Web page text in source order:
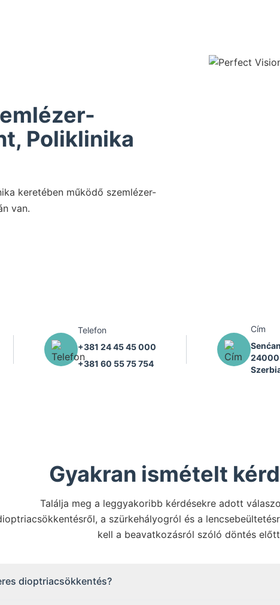
Poliklinika
keretében működő szemlézer-
van.
Telefon
+381 24 45 45 000
+381 60 55 75 754
Cím
24000
Gyakran ismételt
Találja meg a leggyakoribb kérdésekre adott
a szürkehályogról és a
kell a beavatkozásról szóló döntés
dioptriacsökkentés?